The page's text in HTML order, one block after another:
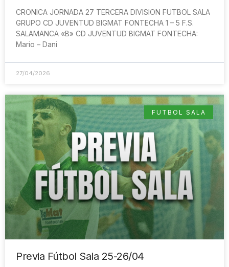
CRONICA JORNADA 27 TERCERA DIVISION FUTBOL SALA
GRUPO CD JUVENTUD BIGMAT FONTECHA 1 – 5 F.S.
SALAMANCA «B» CD JUVENTUD BIGMAT FONTECHA:
Mario – Dani
27/04/2026
FUTBOL SALA
Previa Fútbol Sala 25-26/04